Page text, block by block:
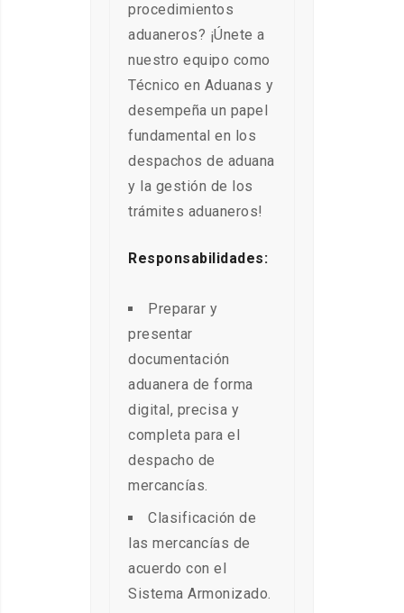
procedimientos
aduaneros? ¡Únete a
nuestro equipo como
Técnico en Aduanas y
desempeña un papel
fundamental en los
despachos de aduana
y la gestión de los
trámites aduaneros!
Responsabilidades:
Preparar y
presentar
documentación
aduanera de forma
digital, precisa y
completa para el
despacho de
mercancías.
Clasificación de
las mercancías de
acuerdo con el
Sistema Armonizado.